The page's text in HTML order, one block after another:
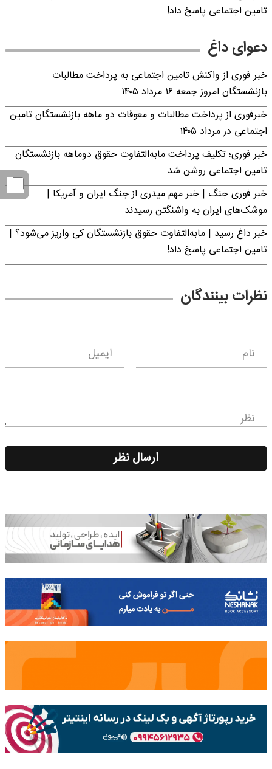
تامین اجتماعی پاسخ داد!
دعوای داغ
خبر فوری از واکنش تامین اجتماعی به پرداخت مطالبات
بازنشستگان امروز جمعه ۱۶ مرداد ۱۴۰۵
خبرفوری از پرداخت مطالبات و معوقات دو ماهه بازنشستگان تامین
اجتماعی در مرداد ۱۴۰۵
خبر فوری؛ تکلیف پرداخت مابه‌التفاوت حقوق دوماهه بازنشستگان
تامین اجتماعی روشن شد
خبر فوری جنگ | خبر مهم میدری از جنگ ایران و آمریکا |
موشک‌های ایران به واشنگتن رسیدند
خبر داغ رسید | مابه‌التفاوت حقوق بازنشستگان کی واریز می‌شود؟ |
تامین اجتماعی پاسخ داد!
نظرات بینندگان
نام ایمیل
نظر
ارسال نظر